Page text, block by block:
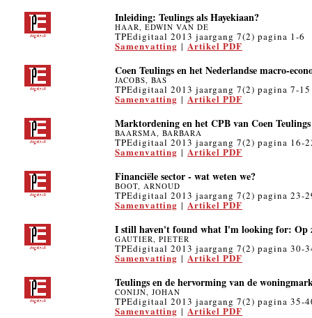
Inleiding: Teulings als Hayekiaan?
HAAR, EDWIN VAN DE
TPEdigitaal 2013 jaargang 7(2) pagina 1-6
Samenvatting | Artikel PDF
Coen Teulings en het Nederlandse macro-
JACOBS, BAS
TPEdigitaal 2013 jaargang 7(2) pagina 7-15
Samenvatting | Artikel PDF
Marktordening en het CPB van Coen Teulings
BAARSMA, BARBARA
TPEdigitaal 2013 jaargang 7(2) pagina 16-
Samenvatting | Artikel PDF
Financiële sector - wat weten we?
BOOT, ARNOUD
TPEdigitaal 2013 jaargang 7(2) pagina 23-
Samenvatting | Artikel PDF
I still haven't found what I'm looking for: Op
GAUTIER, PIETER
TPEdigitaal 2013 jaargang 7(2) pagina 30-
Samenvatting | Artikel PDF
Teulings en de hervorming van de
CONIJN, JOHAN
TPEdigitaal 2013 jaargang 7(2) pagina 35-
Samenvatting | Artikel PDF